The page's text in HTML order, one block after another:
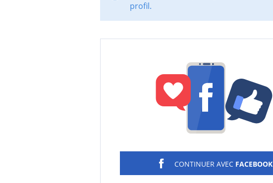
profil.
CONTINUER AVEC FACEBOOK